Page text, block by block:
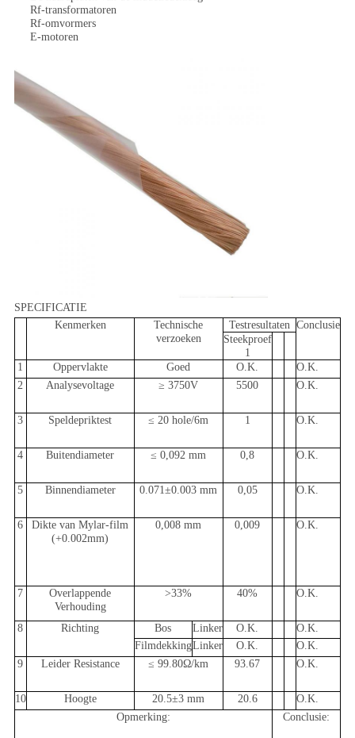
Rf-transformatoren
Rf-omvormers
E-motoren
SPECIFICATIE
Kenmerken
Technische
verzoeken
Testresultaten Conclusie
Steekproef
1
1
Oppervlakte Goed O.K.
O.K.
2
Analysevoltage ≥ 3750V 5500 O.K.
3 Speldepriktest ≤ 20 hole/6m 1 O.K.
4 Buitendiameter ≤ 0,092 mm 0,8 O.K.
5 Binnendiameter 0.071±0.003 mm 0,05 O.K.
6
Dikte van Mylar-film
(+0.002mm)
0,008 mm 0,009 O.K.
7
Overlappende
Verhouding
>33% 40% O.K.
8 Richting Bos Linker O.K.
O.K.
FilmdekkingLinker O.K.
O.K.
9
Leider Resistance ≤ 99.80Ω/km 93.67 O.K.
10 Hoogte 20.5±3 mm 20.6
O.K.
Opmerking:
Conclusie: